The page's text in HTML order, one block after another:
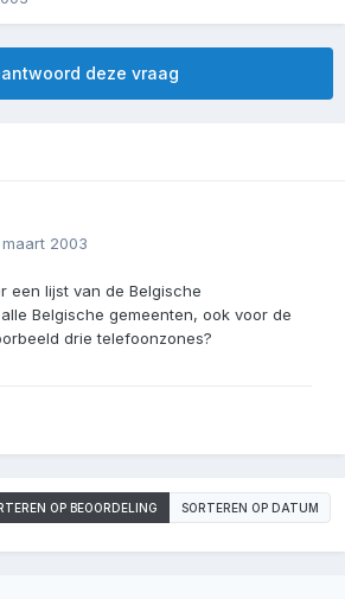
deze vraag
maart 2003
een lijst van de Belgische
Belgische gemeenten, ook voor de
drie telefoonzones?
OP BEOORDELING SORTEREN OP DATUM